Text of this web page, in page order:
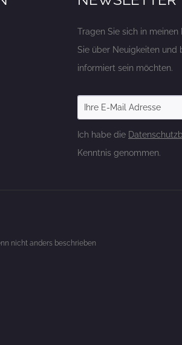
Tragen Sie sich in
Sie über Neuigkeiten und
informiert sein möchten.
Ich habe die
Kenntnis genommen.
nicht anders beschrieben